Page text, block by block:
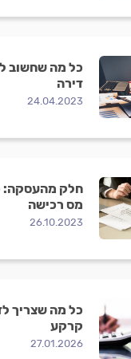
כל מה שחשוב
דירה
24.04.2023
חלק מהעסקה:
מס רכישה
26.10.2023
כל מה שצריך
קרקע
27.01.2026